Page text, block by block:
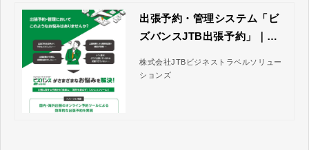
出張予約・管理システム「ビ
ズバンスJTB出張予約」｜株
ソリューションズ
株式会社JTBビジネストラベルソリュー
ションズ